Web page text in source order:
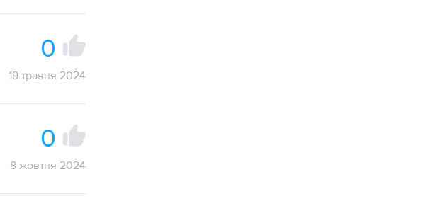
0
19 травня 2024
0
8 жовтня 2024